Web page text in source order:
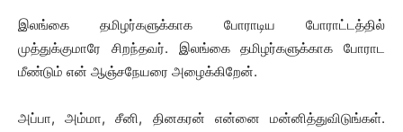
இலங்கை தமிழர்களுக்காக போராடிய போராட்டத்தில்
முத்துக்குமாரே சிறந்தவர். இலங்கை தமிழர்களுக்காக போராட
மீண்டும் என் ஆஞ்சநேயரை அழைக்கிறேன்.
அப்பா, அம்மா, சீனி, தினகரன் என்னை மன்னித்துவிடுங்கள்.